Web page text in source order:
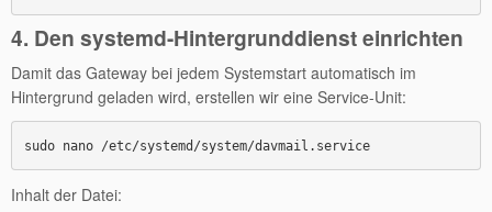
4. Den systemd-Hintergrunddienst einrichten
Damit das Gateway bei jedem Systemstart automatisch im
Hintergrund geladen wird, erstellen wir eine Service-Unit:
sudo nano /etc/systemd/system/davmail.service
Inhalt der Datei: